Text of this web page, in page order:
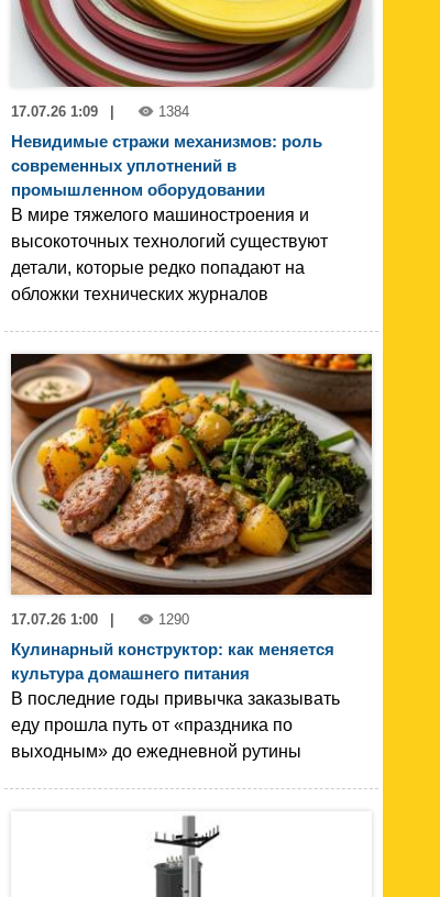
17.07.26 1:09 1384
Невидимые стражи механизмов: роль
современных уплотнений в
промышленном оборудовании
В мире тяжелого машиностроения и
высокоточных технологий существуют
детали, которые редко попадают на
обложки технических журналов
17.07.26 1:00 1290
Кулинарный конструктор: как меняется
культура домашнего питания
В последние годы привычка заказывать
еду прошла путь от «праздника по
выходным» до ежедневной рутины